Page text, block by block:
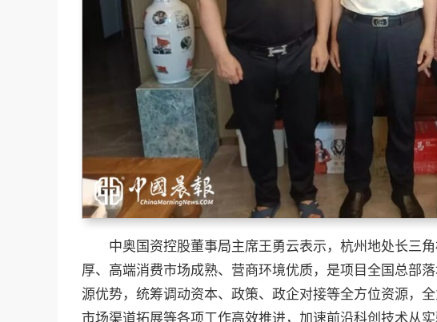
中奥国资控股董事局主席王勇云表示，杭州地处长三
厚、高端消费市场成熟、营商环境优质，是项目全国总部
源优势，统筹调动资本、政策、政企对接等全方位资源，
市场渠道拓展等各项工作高效推进，加速前沿科创技术从实